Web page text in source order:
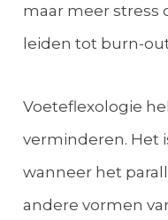
maar meer stress
leiden tot burn-
Voeteflexologie
verminderen. Het
wanneer het
andere vormen